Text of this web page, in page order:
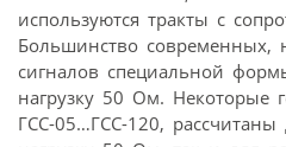
используются тракты с
Большинство современных,
сигналов специальной
нагрузку 50 Ом. Некоторые
ГСС-05…ГСС-120,